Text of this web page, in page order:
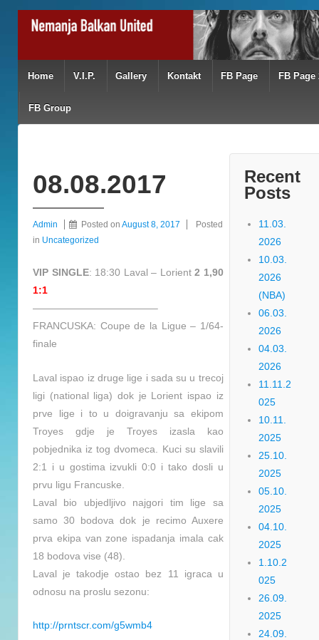
Home V.I.P. Gallery Kontakt FB Page FB Page
FB Group
08.08.2017
Admin Posted on August 8, 2017
Posted
in Uncategorized
VIP SINGLE: 18:30 Laval – Lorient2 1,90
1:1
————————————–
FRANCUSKA: Coupe de la Ligue – 1/64-
finale
Laval ispao iz druge lige i sada su u trecoj
ligi (national liga) dok je Lorient ispao iz
prve lige i to u doigravanju sa ekipom
Troyes gdje je Troyes izasla kao
pobjednika iz tog dvomeca. Kuci su slavili
2:1 i u gostima izvukli 0:0 i tako dosli u
prvu ligu Francuske.
Laval bio ubjedljivo najgori tim lige sa
samo 30 bodova dok je recimo Auxere
prva ekipa van zone ispadanja imala cak
18 bodova vise (48).
Laval je takodje ostao bez 11 igraca u
odnosu na proslu sezonu:
http://prntscr.com/g5wmb4
Recent
Posts
11.03.
2026
10.03.
2026
(NBA)
06.03.
2026
04.03.
2026
11.11.2
025
10.11.
2025
25.10.
2025
05.10.
2025
04.10.
2025
1.10.2
025
26.09.
2025
24.09.